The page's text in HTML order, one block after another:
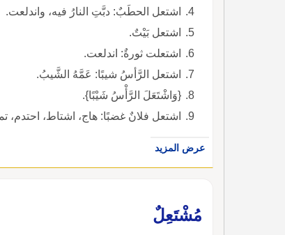
اشتعل الحطَبٌ: دبَّتِ النارُ فيه، واندلعت.
اشتعل بَيْتٌ.
اشتعلت ثورةٌ: اندلعت.
اشتعل الرَّأسُ شيبًا: عَمَّهُ الشَّيبُ.
{وَاشْتَعَلَ الرَّأْسُ شَيْبًا}.
اشتعل فلانٌ غضبًا: هاج، اشتاط، احتدم، تميّز من الغيظ.
عرض المزيد
مُشْتَعِلٌ